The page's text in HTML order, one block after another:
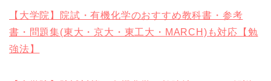
【大学院】院試・有機化学のおすすめ教科書・参考
書・問題集(東大・京大・東工大・MARCH)も対応【勉
強法】